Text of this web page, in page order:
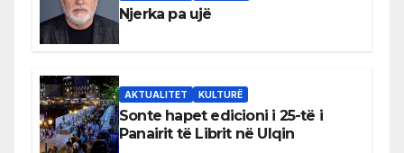
Njerka pa ujë
AKTUALITET KULTURË
Sonte hapet edicioni i 25-të i
Panairit të Librit në Ulqin